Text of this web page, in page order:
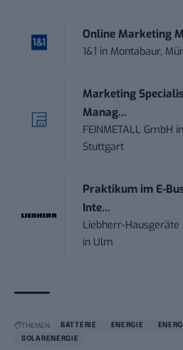
Online Marketing
1&1 in Montabaur,
Marketing
Manag...
FEINMETALL GmbH in
Stuttgart
Praktikum im E-
Inte...
Liebherr-Hausgeräte
in Ulm
THEMEN: BATTERIE ENERGIE
SOLARENERGIE